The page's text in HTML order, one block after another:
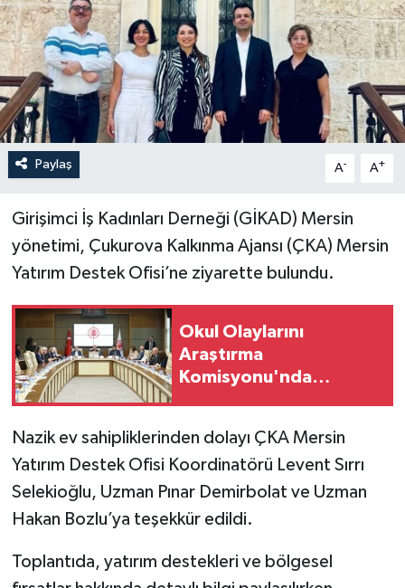
Paylaş A- A+
Girişimci İş Kadınları Derneği (GİKAD) Mersin
yönetimi, Çukurova Kalkınma Ajansı (ÇKA) Mersin
Yatırım Destek Ofisi’ne ziyarette bulundu.
Okul Olaylarını
Araştırma
Komisyonu'nda
alındı
Nazik ev sahipliklerinden dolayı ÇKA Mersin
Yatırım Destek Ofisi Koordinatörü Levent Sırrı
Selekioğlu, Uzman Pınar Demirbolat ve Uzman
Hakan Bozlu’ya teşekkür edildi.
Toplantıda, yatırım destekleri ve bölgesel